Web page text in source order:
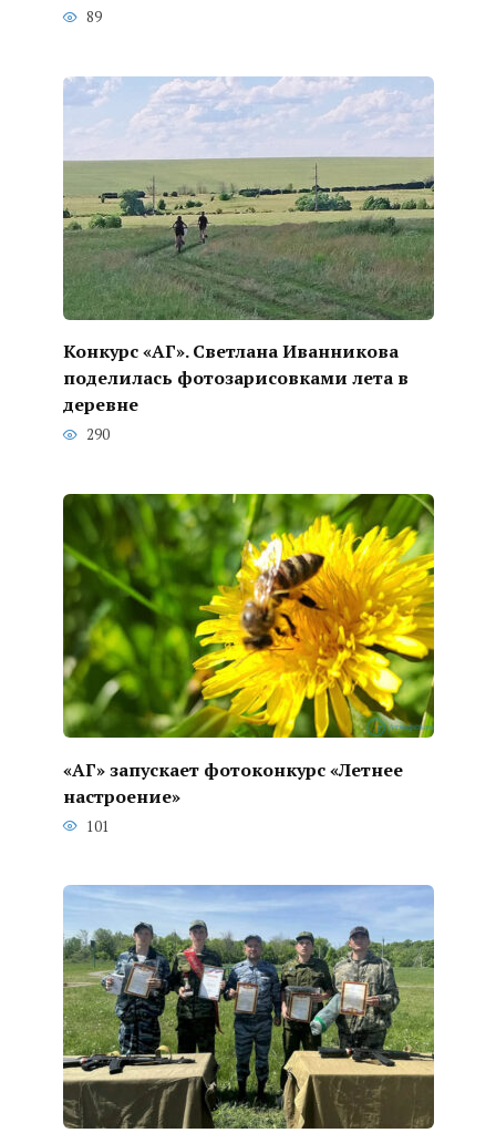
89
Конкурс «АГ». Светлана Иванникова
поделилась фотозарисовками лета в
деревне
290
«АГ» запускает фотоконкурс «Летнее
настроение»
101